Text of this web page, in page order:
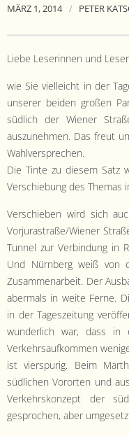
Verein
- Unser Team
- Satzung
- Mitglied werden
- Flyer
- Kontakt
MÄRZ 1, 2014 PETER
Liebe Leserin­nen und
wie Sie vielle­icht in der
unser­er bei­den großen
südlich der Wiener
auszunehmen. Das freut
Wahlversprechen.
Die Tinte zu diesem Satz
Ver­schiebung des The­mas
Ver­schieben wird sich
Vorjurastraße/Wiener
Tun­nel zur Verbindung in
Und Nürn­berg weiß von
Zusam­me­nar­beit. Der
aber­mals in weite Ferne.
in der Tageszeitung
wun­der­lich war, dass in
Verkehrsaufkom­men
ist vier­spurig. Beim
südlichen Vororten und
Verkehrskonzept der
gesprochen, aber